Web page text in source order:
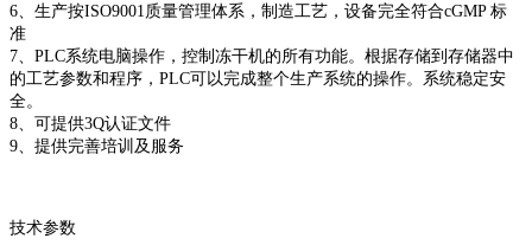
6、生产按ISO9001质量管理体系，制造工艺，设备完全符合cGMP 标
准
7、PLC系统电脑操作，控制冻干机的所有功能。根据存储到存储器中
的工艺参数和程序，PLC可以完成整个生产系统的操作。系统稳定安
全。
8、可提供3Q认证文件
9、提供完善培训及服务
技术参数